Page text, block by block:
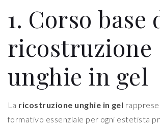
1. Corso base
ricostruzione
unghie in gel
La ricostruzione unghie in gel
formativo essenziale per ogni estetista